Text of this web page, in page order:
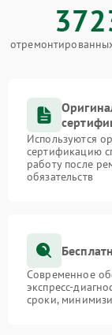
Используются
сертификацию
работу после
обязательств
Современное
экспресс-
сроки,